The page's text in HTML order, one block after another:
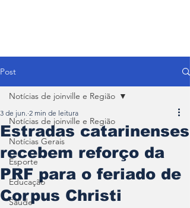
Post
Notícias de joinville e Região
Notícias Gerais
Esporte
Educação
Saúde
Notícias de joinville e Região
Estradas catarinenses
recebem reforço da
PRF para o feriado de
Corpus Christi
3 de jun. 2 min de leitura